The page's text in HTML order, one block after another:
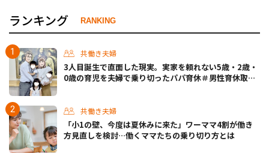
ランキング RANKING
共働き夫婦
3人目誕生で直面した現実。実家を頼れない5歳・2歳・
0歳の育児を夫婦で乗り切ったパパ育休＃男性育休取っ
共働き夫婦
「小1の壁、今度は夏休みに来た」ワーママ4割が働き
方見直しを検討…働くママたちの乗り切り方とは